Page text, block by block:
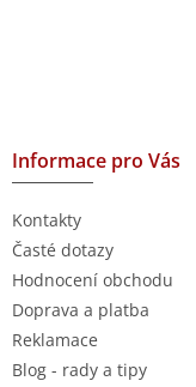
Informace pro Vás
Kontakty
Časté dotazy
Hodnocení obchodu
Doprava a platba
Reklamace
Blog - rady a tipy